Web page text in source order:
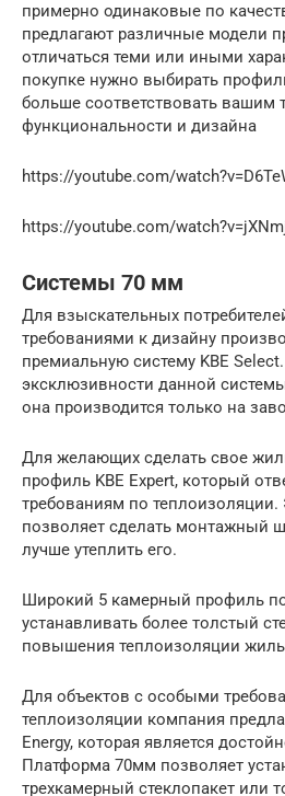
примерно одинаковые по
предлагают различные модели
отличаться теми или иными
покупке нужно выбирать
больше соответствовать вашим
функциональности и дизайна
https://youtube.com/
https://youtube.com/
Системы 70 мм
Для взыскательных
требованиями к дизайну
премиальную систему KBE
эксклюзивности данной
она производится только на
Для желающих сделать свое
профиль KBE Expert, который
требованиям по
позволяет сделать монтажный
лучше утеплить его.
Широкий 5 камерный профиль
устанавливать более толстый
повышения теплоизоляции
Для объектов с особыми
теплоизоляции компания
Energy, которая является
Платформа 70мм позволяет
трехкамерный стеклопакет или